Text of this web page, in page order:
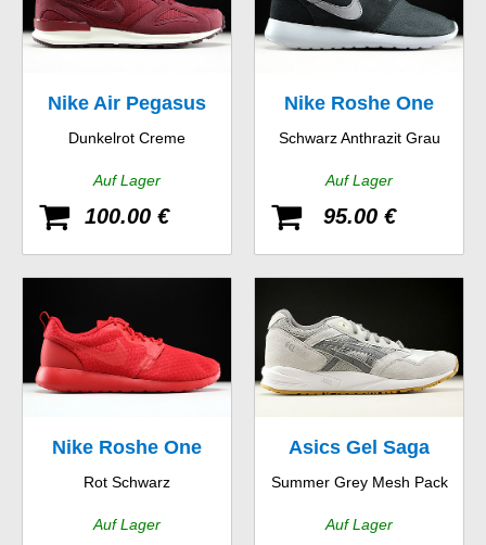
Nike Air Pegasus
New Racer
Dunkelrot Creme
Auf Lager
100.00 €
Nike Roshe One
Suede
Schwarz Anthrazit Grau
Auf Lager
95.00 €
Nike Roshe One
Hyp
Rot Schwarz
Auf Lager
Asics Gel Saga
Summer Grey Mesh Pack
Auf Lager